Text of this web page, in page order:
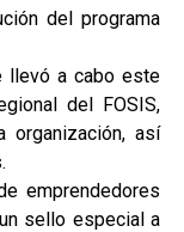
del programa
llevó a cabo este
del FOSIS,
organización, así
emprendedores
sello especial a